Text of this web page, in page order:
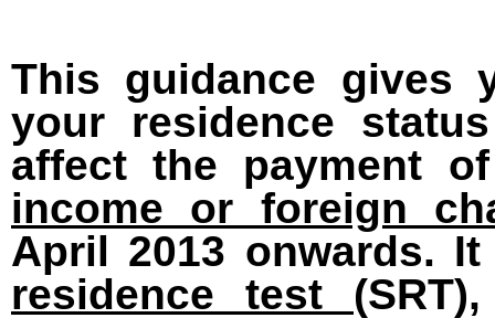
This guidance gives
your residence
affect the payment
income or foreign
April 2013 onwards.
residence test